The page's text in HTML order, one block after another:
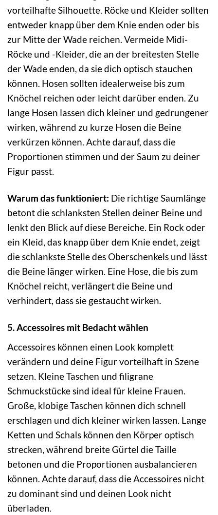
vorteilhafte Silhouette. Röcke und Kleider sollten
entweder knapp über dem Knie enden oder bis
zur Mitte der Wade reichen. Vermeide Midi-
Röcke und -Kleider, die an der breitesten Stelle
der Wade enden, da sie dich optisch stauchen
können. Hosen sollten idealerweise bis zum
Knöchel reichen oder leicht darüber enden. Zu
lange Hosen lassen dich kleiner und gedrungener
wirken, während zu kurze Hosen die Beine
verkürzen können. Achte darauf, dass die
Proportionen stimmen und der Saum zu deiner
Figur passt.
Warum das funktioniert: Die richtige Saumlänge
betont die schlanksten Stellen deiner Beine und
lenkt den Blick auf diese Bereiche. Ein Rock oder
ein Kleid, das knapp über dem Knie endet, zeigt
die schlankste Stelle des Oberschenkels und lässt
die Beine länger wirken. Eine Hose, die bis zum
Knöchel reicht, verlängert die Beine und
verhindert, dass sie gestaucht wirken.
5. Accessoires mit Bedacht wählen
Accessoires können einen Look komplett
verändern und deine Figur vorteilhaft in Szene
setzen. Kleine Taschen und filigrane
Schmuckstücke sind ideal für kleine Frauen.
Große, klobige Taschen können dich schnell
erschlagen und dich kleiner wirken lassen. Lange
Ketten und Schals können den Körper optisch
strecken, während breite Gürtel die Taille
betonen und die Proportionen ausbalancieren
können. Achte darauf, dass die Accessoires nicht
zu dominant sind und deinen Look nicht
überladen.